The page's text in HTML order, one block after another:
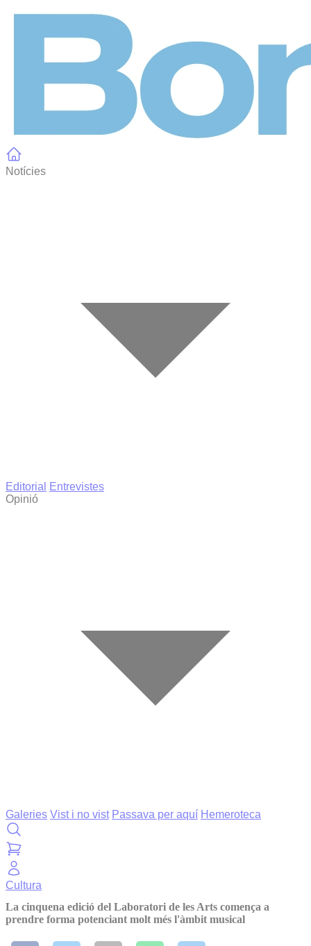
Notícies
Editorial
Entrevistes
Opinió
Galeries Vist i no vist Passava per aquí Hemeroteca
Cultura
La cinquena edició del Laboratori de les Arts comença a
prendre forma potenciant molt més l'àmbit musical